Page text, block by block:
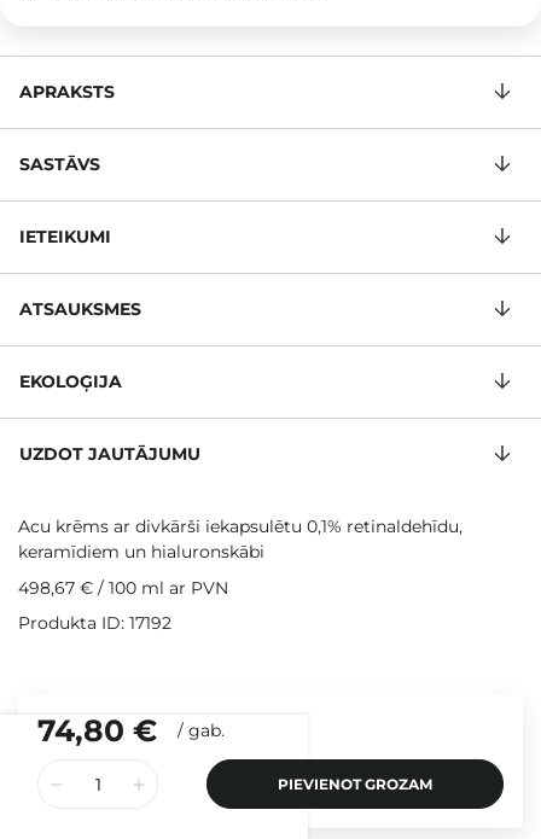
74,80 € / gab.
PIEVIENOT GROZAM
APRAKSTS
SASTĀVS
IETEIKUMI
ATSAUKSMES
EKOLOĢIJA
UZDOT JAUTĀJUMU
Acu krēms ar divkārši iekapsulētu 0,1% retinaldehīdu,
keramīdiem un hialuronskābi
498,67 € / 100 ml ar PVN
Produkta ID: 17192